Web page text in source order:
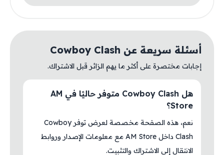
أسئلة سريعة عن Cowboy Clash
إجابات مختصرة على أكثر ما يهم الزائر قبل الاشتراك.
هل Cowboy Clash متوفر حاليًا في AM
Store؟
نعم، هذه الصفحة مخصصة لعرض توفر Cowboy
Clash داخل AM Store مع معلومات الإصدار وروابط
الانتقال إلى الاشتراك والتثبيت.